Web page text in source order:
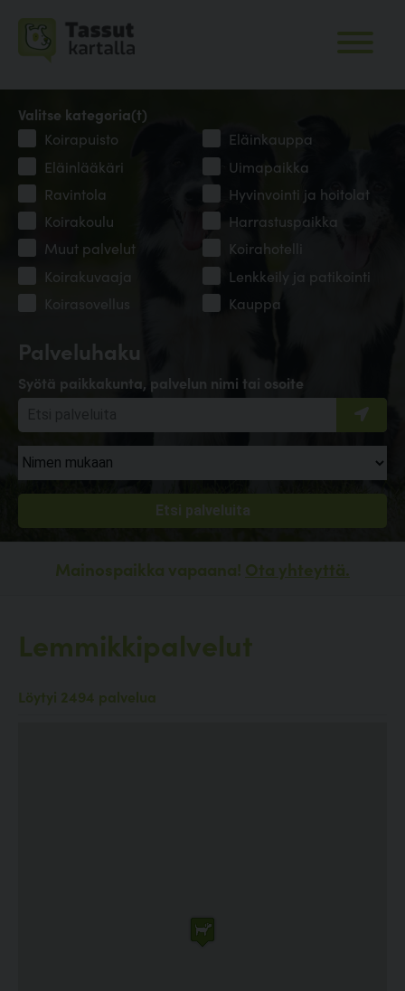
Palveluhaku
Syötä paikkakunta, palvelun nimi tai osoite
Valitse kategoria(t)
Koirapuisto
Eläinkauppa
Eläinlääkäri
Uimapaikka
Ravintola
Hyvinvointi ja hoitolat
Koirakoulu
Harrastuspaikka
Muut palvelut
Koirahotelli
Koirakuvaaja
Lenkkeily ja patikointi
Koirasovellus
Kauppa
Mainospaikka vapaana! Ota yhteyttä.
Lemmikkipalvelut
Löytyi 2494 palvelua